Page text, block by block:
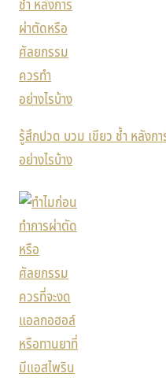
รู้สึกปวด บวม เขียว ช้ำ หลัง
อย่างไรบ้าง